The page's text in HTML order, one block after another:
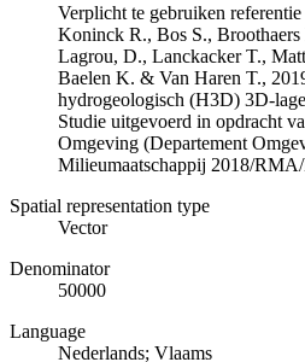
Verplicht te gebruiken
Koninck R., Bos S.,
Lagrou, D., Lanckacker T.,
Baelen K. & Van Haren T.,
hydrogeologisch (H3D) 3D-
Studie uitgevoerd in opdracht
Omgeving (Departement
Milieumaatschappij 2018/
Spatial representation type
Vector
Denominator
50000
Language
Nederlands; Vlaams